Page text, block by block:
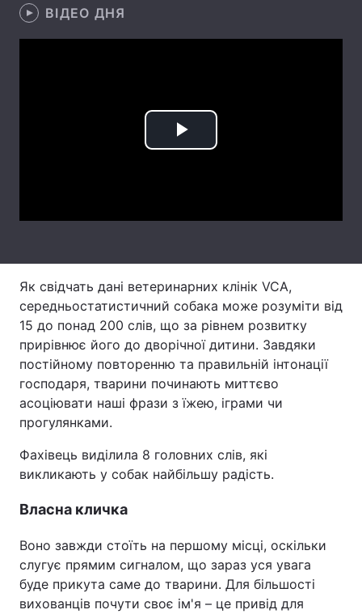
АрхівВІДЕО ДНЯ
Play
Як свідчать дані ветеринарних клінік VCA,
середньостатистичний собака може розуміти від
15 до понад 200 слів, що за рівнем розвитку
прирівнює його до дворічної дитини. Завдяки
постійному повторенню та правильній інтонації
господаря, тварини починають миттєво
асоціювати наші фрази з їжею, іграми чи
прогулянками.
Фахівець виділила 8 головних слів, які
викликають у собак найбільшу радість.
Власна кличка
Воно завжди стоїть на першому місці, оскільки
слугує прямим сигналом, що зараз уся увага
буде прикута саме до тварини. Для більшості
вихованців почути своє ім'я – це привід для